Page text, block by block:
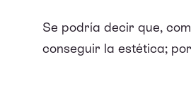
Se podría decir que,
conseguir la estética;